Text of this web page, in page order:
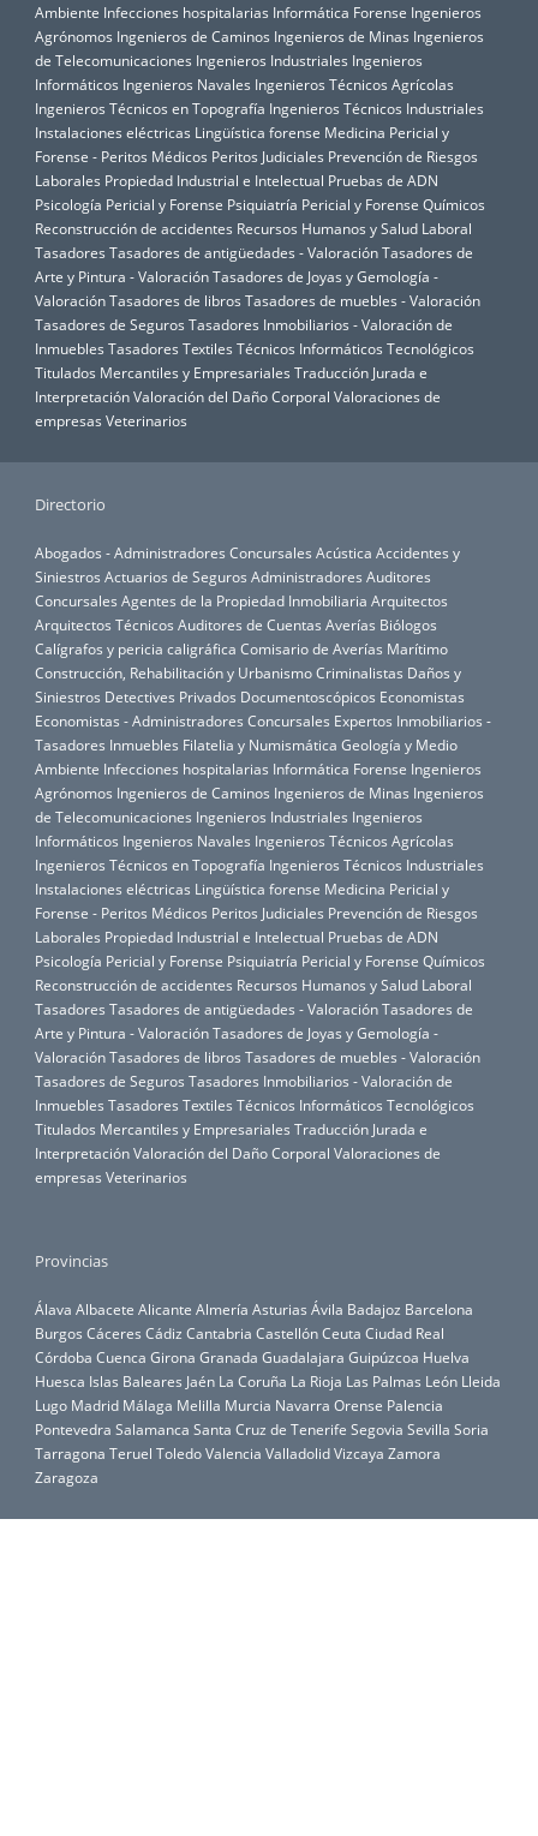
Ambiente Infecciones hospitalarias Informática Forense Ingenieros
Agrónomos Ingenieros de Caminos Ingenieros de Minas Ingenieros
de Telecomunicaciones Ingenieros Industriales Ingenieros
Informáticos Ingenieros Navales Ingenieros Técnicos Agrícolas
Ingenieros Técnicos en Topografía Ingenieros Técnicos Industriales
Instalaciones eléctricas Lingüística forense Medicina Pericial y
Forense - Peritos Médicos Peritos Judiciales Prevención de Riesgos
Laborales Propiedad Industrial e Intelectual Pruebas de ADN
Psicología Pericial y Forense Psiquiatría Pericial y Forense Químicos
Reconstrucción de accidentes Recursos Humanos y Salud Laboral
Tasadores Tasadores de antigüedades - ValoraciónTasadores de
Arte y Pintura - ValoraciónTasadores de Joyas y Gemología -
ValoraciónTasadores de libros Tasadores de muebles - Valoración
Tasadores de Seguros Tasadores Inmobiliarios - Valoración de
Inmuebles Tasadores Textiles Técnicos Informáticos Tecnológicos
Titulados Mercantiles y Empresariales Traducción Jurada e
InterpretaciónValoración del Daño Corporal Valoraciones de
empresas Veterinarios
Directorio
Abogados - Administradores Concursales Acústica Accidentes y
Siniestros Actuarios de Seguros Administradores Auditores
Concursales Agentes de la Propiedad Inmobiliaria Arquitectos
Arquitectos Técnicos Auditores de Cuentas Averías Biólogos
Calígrafos y pericia caligráfica Comisario de Averías Marítimo
Construcción, Rehabilitación y UrbanismoCriminalistas Daños y
Siniestros Detectives Privados Documentoscópicos Economistas
Economistas - Administradores Concursales Expertos Inmobiliarios -
Tasadores Inmuebles Filatelia y Numismática Geología y Medio
Ambiente Infecciones hospitalarias Informática Forense Ingenieros
Agrónomos Ingenieros de Caminos Ingenieros de Minas Ingenieros
de Telecomunicaciones Ingenieros Industriales Ingenieros
Informáticos Ingenieros Navales Ingenieros Técnicos Agrícolas
Ingenieros Técnicos en Topografía Ingenieros Técnicos Industriales
Instalaciones eléctricas Lingüística forense Medicina Pericial y
Forense - Peritos Médicos Peritos Judiciales Prevención de Riesgos
Laborales Propiedad Industrial e Intelectual Pruebas de ADN
Psicología Pericial y Forense Psiquiatría Pericial y Forense Químicos
Reconstrucción de accidentes Recursos Humanos y Salud Laboral
Tasadores Tasadores de antigüedades - ValoraciónTasadores de
Arte y Pintura - ValoraciónTasadores de Joyas y Gemología -
ValoraciónTasadores de libros Tasadores de muebles - Valoración
Tasadores de Seguros Tasadores Inmobiliarios - Valoración de
Inmuebles Tasadores Textiles Técnicos Informáticos Tecnológicos
Titulados Mercantiles y Empresariales Traducción Jurada e
InterpretaciónValoración del Daño Corporal Valoraciones de
empresas Veterinarios
Provincias
Álava Albacete Alicante Almería Asturias Ávila Badajoz Barcelona
Burgos Cáceres Cádiz Cantabria CastellónCeuta Ciudad Real
Córdoba Cuenca Girona Granada Guadalajara Guipúzcoa Huelva
Huesca Islas Baleares Jaén La Coruña La Rioja Las Palmas León Lleida
Lugo Madrid Málaga Melilla Murcia Navarra Orense Palencia
Pontevedra Salamanca Santa Cruz de Tenerife Segovia Sevilla Soria
Tarragona Teruel ToledoValencia ValladolidVizcaya Zamora
Zaragoza